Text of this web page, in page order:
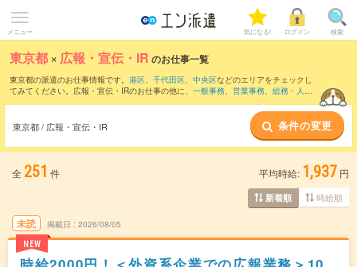
メニュー 気になる! ログイン 検索
東京都 × 広報・宣伝・IR のお仕事一覧
東京都の派遣のお仕事情報です。 港区、 千代田区、 中央区などのエリアをチェックし
てみてください。広報・宣伝・IRのお仕事の他に、 一般事務、 営業事務、 総務・人
広報・宣伝・IRのお仕事
とは？とは？
東京都 / 広報・宣伝・IR 条件の変更
全 251 件 平均時給: 1,937 円
新着順 時給順
未読
NEW
掲載日 2026/08/05